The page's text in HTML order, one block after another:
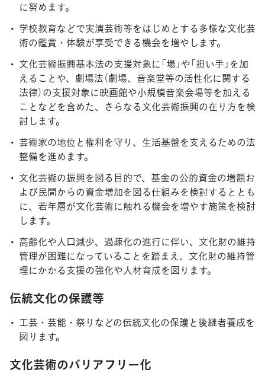
に努めます。
学校教育などで実演芸術等をはじめとする多様な文化芸
術の鑑賞・体験が享受できる機会を増やします。
文化芸術振興基本法の支援対象に「場」や「担い手」を加
えることや、劇場法（劇場、音楽堂等の活性化に関する
法律）の支援対象に映画館や小規模音楽会場等を加える
ことなどを含めた、さらなる文化芸術振興の在り方を検
討します。
芸術家の地位と権利を守り、生活基盤を支えるための法
整備を進めます。
文化芸術の振興を図る目的で、基金の公的資金の増額お
よび民間からの資金増加を図る仕組みを検討するととも
に、若年層が文化芸術に触れる機会を増やす施策を検討
します。
高齢化や人口減少、過疎化の進行に伴い、文化財の維持
管理が困難になっていることを踏まえ、文化財の維持管
理にかかる支援の強化や人材育成を図ります。
伝統文化の保護等
工芸・芸能・祭りなどの伝統文化の保護と後継者養成を
図ります。
文化芸術のバリアフリー化